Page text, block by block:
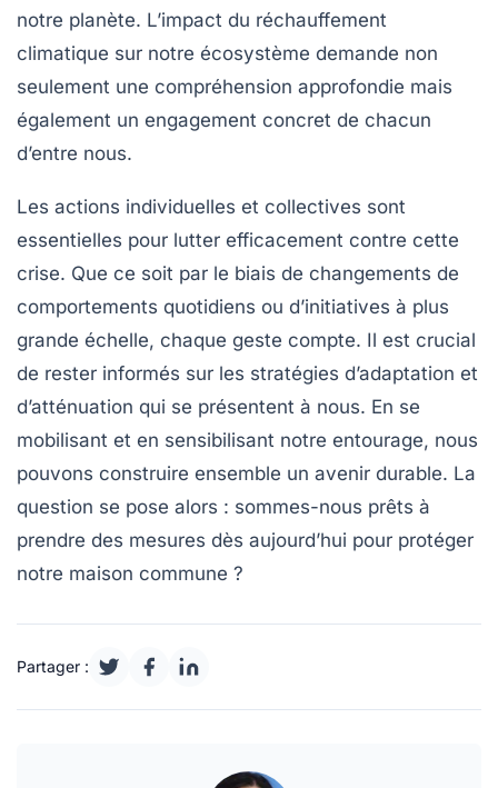
notre planète. L’impact du réchauffement
climatique sur notre écosystème demande non
seulement une compréhension approfondie mais
également un engagement concret de chacun
d’entre nous.
Les actions individuelles et collectives sont
essentielles pour lutter efficacement contre cette
crise. Que ce soit par le biais de changements de
comportements quotidiens ou d’initiatives à plus
grande échelle, chaque geste compte. Il est crucial
de rester informés sur les stratégies d’adaptation et
d’atténuation qui se présentent à nous. En se
mobilisant et en sensibilisant notre entourage, nous
pouvons construire ensemble un avenir durable. La
question se pose alors : sommes-nous prêts à
prendre des mesures dès aujourd’hui pour protéger
notre maison commune ?
Partager :